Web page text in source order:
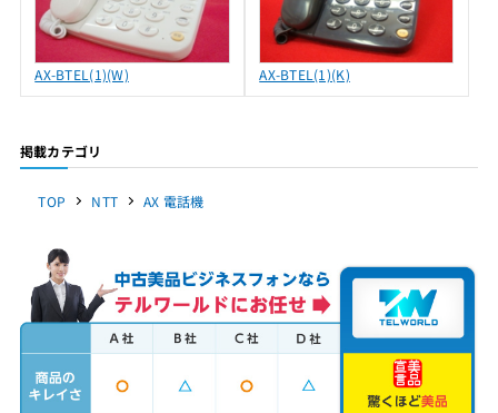
AX-BTEL(1)(W) AX-BTEL(1)(K)
掲載カテゴリ
TOP NTT AX 電話機